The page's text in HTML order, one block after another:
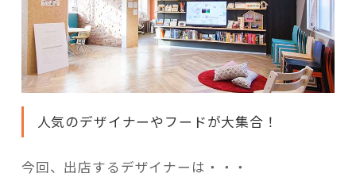
人気のデザイナーやフードが大集合！
今回、出店するデザイナーは・・・